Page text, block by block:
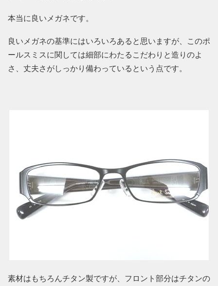
本当に良いメガネです。
良いメガネの基準にはいろいろあると思いますが、このポ
ールスミスに関しては細部にわたるこだわりと造りのよ
さ、丈夫さがしっかり備わっているという点です。
素材はもちろんチタン製ですが、フロント部分はチタンの